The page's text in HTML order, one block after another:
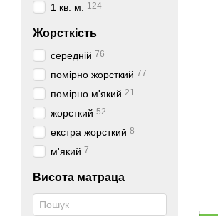
1 кв. м. 124
Жорсткість
середній 76
помірно жорсткий 77
помірно м'який 21
жорсткий 52
екстра жорсткий 8
м'який 7
Висота матраца